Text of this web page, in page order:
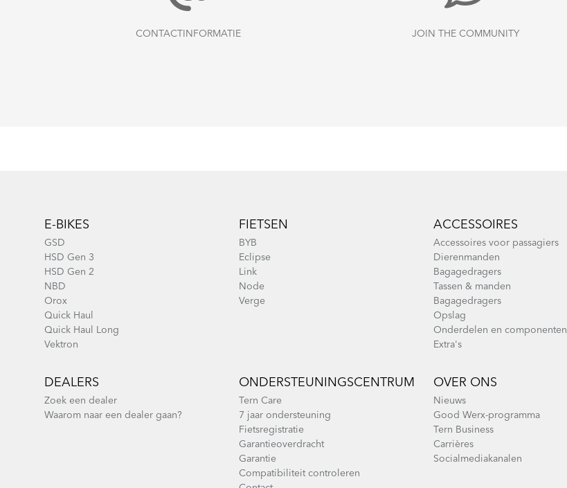
CONTACTINFORMATIE JOIN THE COMMUNITY
E-BIKES
GSD
HSD Gen 3
HSD Gen 2
NBD
Orox
Quick Haul
Quick Haul Long
Vektron
FIETSEN
BYB
Eclipse
Link
Node
Verge
ACCESSOIRES
Accessoires voor passagiers
Dierenmanden
Bagagedragers
Tassen & manden
Bagagedragers
Opslag
Onderdelen en componenten
Extra's
DEALERS
Zoek een dealer
Waarom naar een dealer gaan?
ONDERSTEUNINGSCENTRUM
Tern Care
7 jaar ondersteuning
Fietsregistratie
Garantieoverdracht
Garantie
Compatibiliteit controleren
OVER ONS
Nieuws
Good Werx-programma
Tern Business
Carrières
Socialmediakanalen